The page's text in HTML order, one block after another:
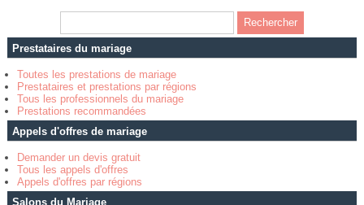
Prestataires du mariage
Toutes les prestations de mariage
Prestataires et prestations par régions
Tous les professionnels du mariage
Prestations recommandées
Appels d'offres de mariage
Demander un devis gratuit
Tous les appels d'offres
Appels d'offres par régions
Salons du Mariage